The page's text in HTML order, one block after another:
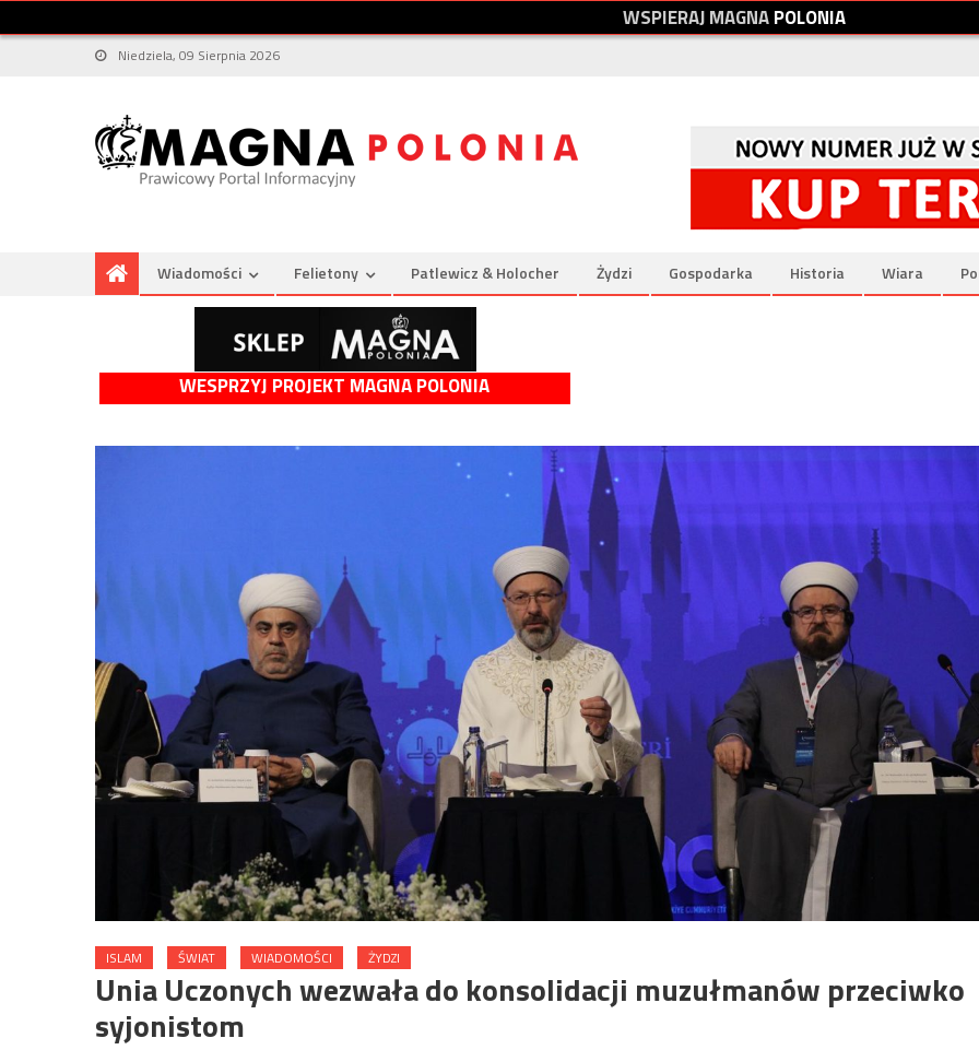
WSPIERAJMAGNAPOLONIA
Niedziela, 09 Sierpnia 2026
Wiadomości Felietony Patlewicz & Holocher Żydzi Gospodarka Historia Wiara
WESPRZYJ PROJEKT MAGNA POLONIA
ISLAM ŚWIAT WIADOMOŚCI ŻYDZI
Unia Uczonych wezwała do konsolidacji muzułmanów przeciwko
syjonistom